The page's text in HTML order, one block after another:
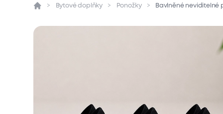
Přehled Parametry Popis produktu
Bytové doplňky Ponožky Bavlněné neviditelné